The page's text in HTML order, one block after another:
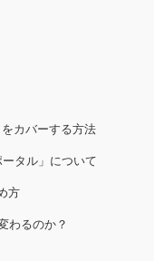
カバーする方法
タル」について
方
わるのか？